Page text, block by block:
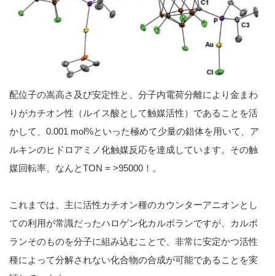
配位子の嵩高さ及び安定性と、分子内電荷分離により金まわ
りがカチオン性（ルイス酸として触媒活性）であることを活
かして、0.001 mol%といった極めて少量の錯体を用いて、ア
ルキンのヒドロアミノ化触媒反応を達成しています。その触
媒回転率、なんとTON = >95000！。
これまでは、主に活性カチオン種のカウンターアニオンとし
ての利用が常識だったハロゲン化カルボランですが、カルボ
ランそのものを分子に組み込むことで、非常に安定かつ活性
種によって分解されない化合物の合成が可能であることを実